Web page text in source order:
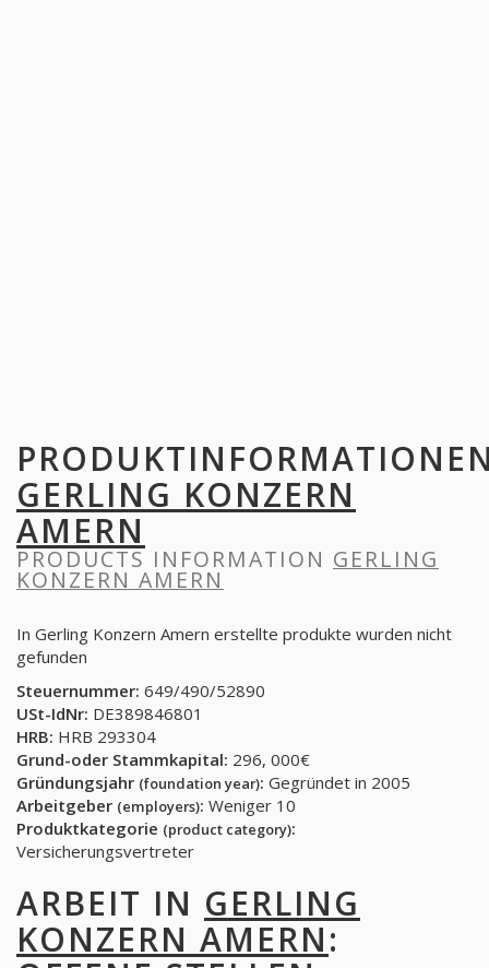
GERLING KONZERN
AMERN
PRODUCTS INFORMATION GERLING
KONZERN AMERN
In Gerling Konzern Amern erstellte produkte wurden nicht
gefunden
Steuernummer: 649/490/52890
USt-IdNr: DE389846801
HRB: HRB 293304
Grund-oder Stammkapital: 296, 000€
Gründungsjahr (foundation year): Gegründet in 2005
Arbeitgeber (employers): Weniger 10
Produktkategorie (product category):
Versicherungsvertreter
ARBEIT IN GERLING
KONZERN AMERN: